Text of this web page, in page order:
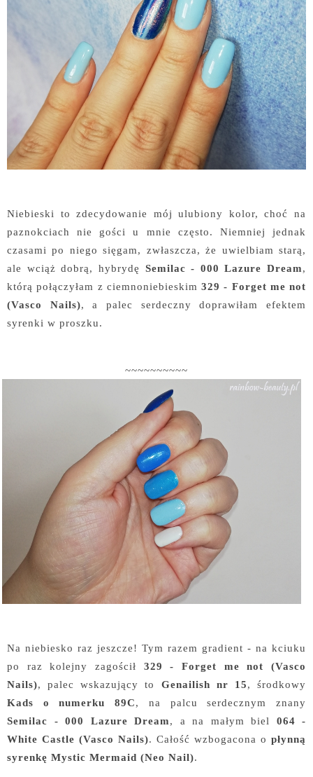
Niebieski to zdecydowanie mój ulubiony kolor, choć na
paznokciach nie gości u mnie często. Niemniej jednak
czasami po niego sięgam, zwłaszcza, że uwielbiam starą,
ale wciąż dobrą, hybrydę Semilac - 000 Lazure Dream,
którą połączyłam z ciemnoniebieskim 329 - Forget me not
(Vasco Nails), a palec serdeczny doprawiłam efektem
syrenki w proszku.
~~~~~~~~~~
Na niebiesko raz jeszcze! Tym razem gradient - na kciuku
po raz kolejny zagościł 329 - Forget me not (Vasco
Nails), palec wskazujący to Genailish nr 15, środkowy
Kads o numerku 89C, na palcu serdecznym znany
Semilac - 000 Lazure Dream, a na małym biel 064 -
White Castle (Vasco Nails). Całość wzbogacona o płynną
syrenkę Mystic Mermaid (Neo Nail).